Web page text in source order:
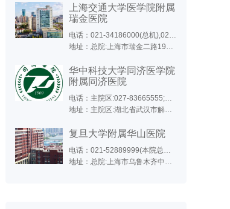
上海交通大学医学院附属
瑞金医院
电话：021-34186000(总机),021-64370045(总机),021-64717398(远洋分院),021-67888999(北院)
地址：总院:上海市瑞金二路197号(永嘉路口);北院:嘉定区嘉定新城中心区(马陆镇)希望路999号;远洋分院:上海市徐汇区淮海中路1174号
华中科技大学同济医学院
附属同济医院
电话：主院区:027-83665555;光谷院区:02763639393;中法新城:027-69378083
地址：主院区:湖北省武汉市解放大道1095号;光谷院区:武汉市东湖新技术开发区高新大道501号,位于东三环线与光谷三路之间,光谷生物城斜对面;中法新城院区:武汉市蔡甸区新天大道288号
复旦大学附属华山医院
电话：021-52889999(本院总机),021-50301999(东院总机),021-50301999转1000(东院咨询电话),021-50309919(东院预约),021-66895999(北院)
地址：总院:上海市乌鲁木齐中路12号;东院:浦东新区红枫路525号（近明月路）;北院:宝山区陆翔路108号（镜泊湖路518号）;江苏路分部:江苏路796号;静安分院:上海市西康路259号(新闸路口);肝病门诊:上海市静安区长乐路1040号;西院:闵行区金光路958号